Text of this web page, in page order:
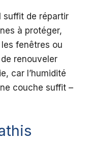
suffit de répartir
à protéger,
fenêtres ou
de renouveler
car l’humidité
couche suffit –